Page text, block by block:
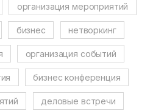
организация мероприятий
бизнес нетворкинг
организация событий
бизнес конференция
деловые встречи